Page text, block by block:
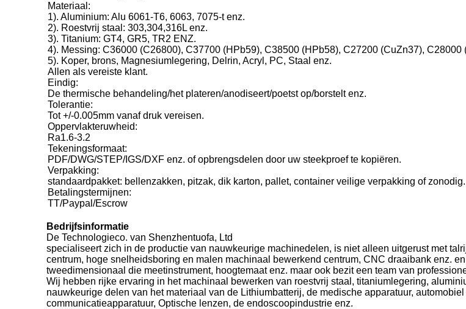
Materiaal:
1). Aluminium: Alu 6061-T6, 6063, 7075-t enz.
2). Roestvrij staal: 303,304,316L enz.
3). Titanium: GT4, GR5, TR2 ENZ.
4). Messing: C36000 (C26800), C37700 (HPb59), C38500 (HPb58), C27200 (CuZn37), C28000
5). Koper, brons, Magnesiumlegering, Delrin, Acryl, PC, Staal enz.
Allen als vereiste klant.
Eindig:
De thermische behandeling/het plateren/anodiseert/poetst op/borstelt enz.
Tolerantie:
Tot +/-0.005mm vanaf druk vereisen.
Oppervlakteruwheid:
Ra1.6-3.2
Tekeningsformaat:
PDF/DWG/STEP/IGS/DXF enz. of opbrengsdelen door uw steekproef te kopiëren.
Verpakking:
standaardpakket: bellenzakken, pitzak, dik karton, pallet, container veilige verpakking of zonodig.
Betalingstermijnen:
TT/Paypal/Escrow
Bedrijfsinformatie
De Technologieco. van Shenzhentuofa, Ltd
specialiseert zich in de productie van nauwkeurige machinedelen, is niet alleen uitgerust met
centrum, hoge snelheidsboring en malen machinaal bewerkend centrum, CNC draaibank enz.
tweedimensionaal die meetinstrument, hoogtemaat enz. maar ook bezit een team van
Wij hebben rijke ervaring in het machinaal bewerken van roestvrij staal, titaniumlegering,
nauwkeurige delen van het materiaal van de Lithiumbatterij, de medische apparatuur,
communicatieapparatuur, Optische lenzen, de endoscoopindustrie enz.